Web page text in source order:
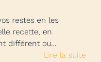
restes en les
recette, en
différent ou…
Lire la suite